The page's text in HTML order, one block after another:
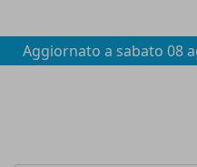
Aggiornato a sabato 08